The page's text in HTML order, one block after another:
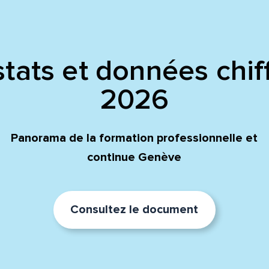
et données
2026
Panorama de la formation professionnelle et
continue Genève
Consultez le document